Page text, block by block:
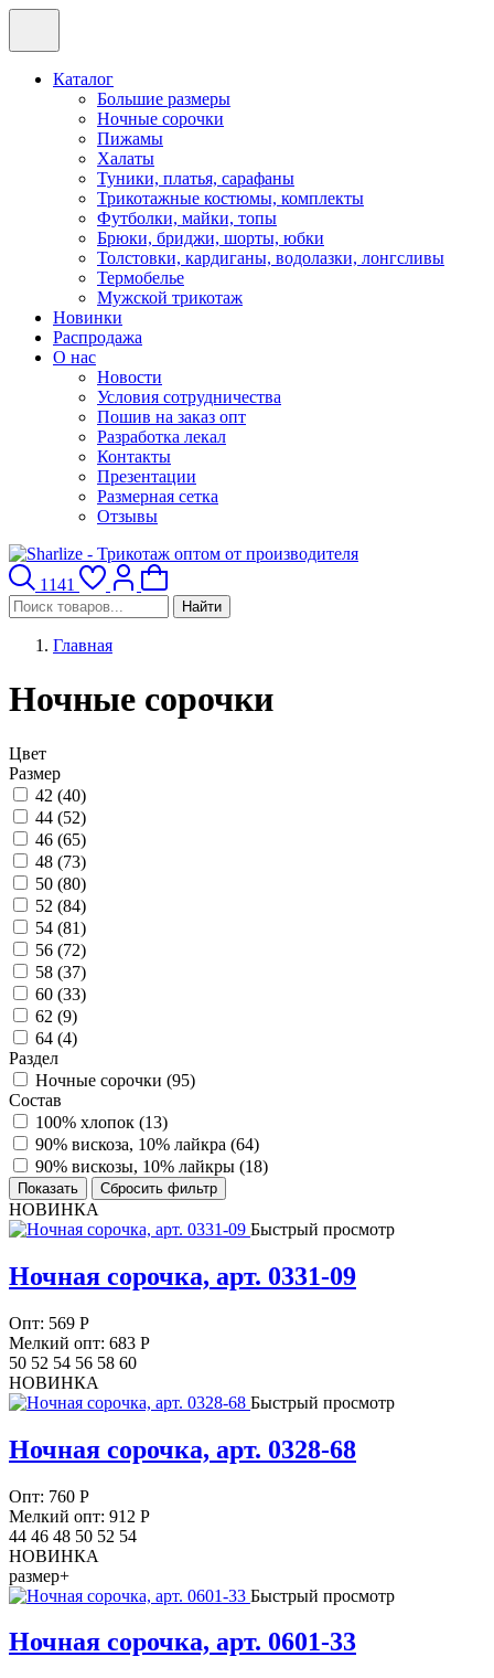
Каталог
Большие размеры
Ночные сорочки
Пижамы
Халаты
Туники, платья, сарафаны
Трикотажные костюмы, комплекты
Футболки, майки, топы
Брюки, бриджи, шорты, юбки
Толстовки, кардиганы, водолазки, лонгсливы
Термобелье
Мужской трикотаж
Новинки
Распродажа
О нас
Новости
Условия сотрудничества
Пошив на заказ опт
Разработка лекал
Контакты
Презентации
Размерная сетка
Отзывы
1141
Найти
Главная
Ночные сорочки
Цвет
Размер
42 (40)
44 (52)
46 (65)
48 (73)
50 (80)
52 (84)
54 (81)
56 (72)
58 (37)
60 (33)
62 (9)
64 (4)
Раздел
Ночные сорочки (95)
Состав
100% хлопок (13)
90% вискоза, 10% лайкра (64)
90% вискозы, 10% лайкры (18)
НОВИНКА
Быстрый просмотр
Ночная сорочка, арт. 0331-09
Опт: 569 Р
Мелкий опт: 683 Р
50 52 54 56 58 60
НОВИНКА
Быстрый просмотр
Ночная сорочка, арт. 0328-68
Опт: 760 Р
Мелкий опт: 912 Р
44 46 48 50 52 54
НОВИНКА
размер+
Быстрый просмотр
Ночная сорочка, арт. 0601-33